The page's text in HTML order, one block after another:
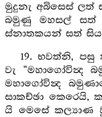
මුදුනැ අබිසෙස් ලත්
බමුණු මහසල් සත්
ස්නාතකයන් සත්
19. භවත්නි, පසු
වැ “මහාගෝවින්‍ද
මහාගෝවින්‍ද
සාකච්ඡා කෙරෙයි,
යි මෙසේ කල්‍යාණ